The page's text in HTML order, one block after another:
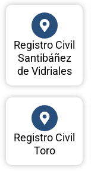
Registro Civil
Santibáñez
de Vidriales
Registro Civil
Toro